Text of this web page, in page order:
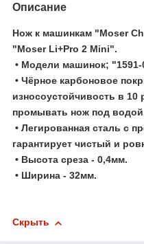
Описание
Нож к машинкам "Moser
"Moser Li+Pro 2 Mini".
• Модели машинок; "1591-
• Чёрное карбоновое
износоустойчивость в 10
промывать нож под
• Легированная сталь с
гарантирует чистый и
• Высота среза - 0,4мм.
• Ширина - 32мм.
Скрыть